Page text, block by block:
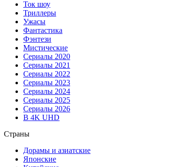
Ток шоу
Триллеры
Ужасы
Фантастика
Фэнтези
Мистические
Сериалы 2020
Сериалы 2021
Сериалы 2022
Сериалы 2023
Сериалы 2024
Сериалы 2025
Сериалы 2026
В 4K UHD
Страны
Дорамы и азиатские
Японские